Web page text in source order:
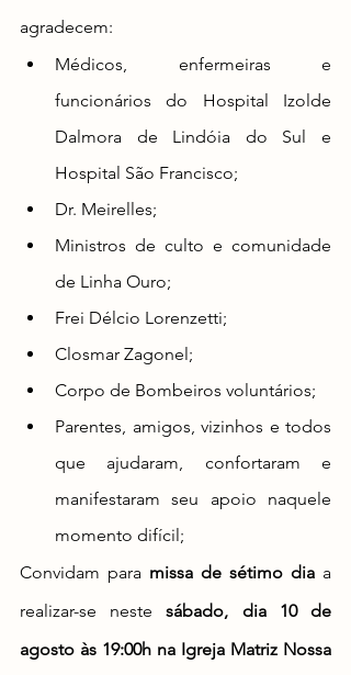
agradecem:
Médicos, enfermeiras e
funcionários do Hospital Izolde
Dalmora de Lindóia do Sul e
Hospital São Francisco;
Dr. Meirelles;
Ministros de culto e comunidade
de Linha Ouro;
Frei Délcio Lorenzetti;
Closmar Zagonel;
Corpo de Bombeiros voluntários;
Parentes, amigos, vizinhos e todos
que ajudaram, confortaram e
manifestaram seu apoio naquele
momento difícil;
Convidam para missa de sétimo dia a
realizar-se neste sábado, dia 10 de
agosto às 19:00h na Igreja Matriz Nossa